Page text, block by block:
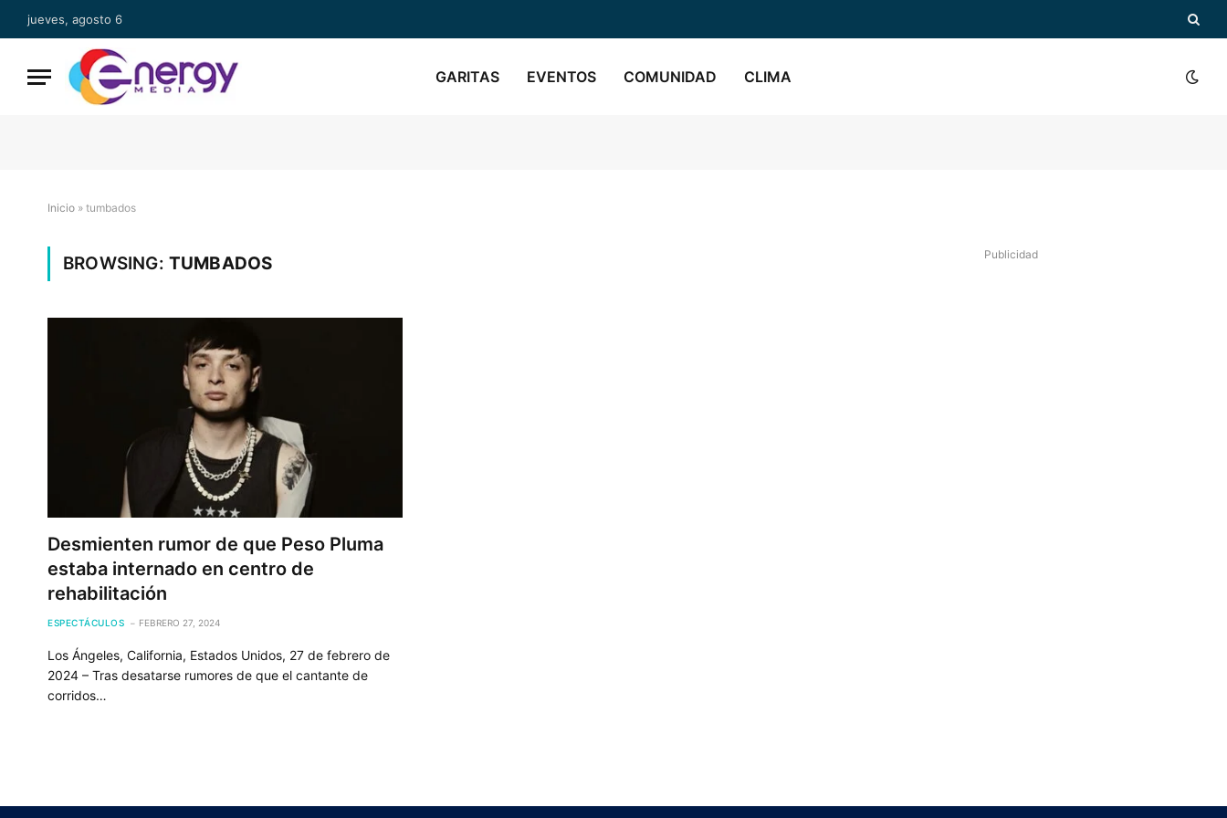
jueves, agosto 6
GARITAS EVENTOS COMUNIDAD CLIMA
Inicio » tumbados
BROWSING: TUMBADOS
Desmienten rumor de que Peso Pluma
estaba internado en centro de
rehabilitación
ESPECTÁCULOS FEBRERO 27, 2024
Los Ángeles, California, Estados Unidos, 27 de febrero de
2024 – Tras desatarse rumores de que el cantante de
corridos…
Publicidad